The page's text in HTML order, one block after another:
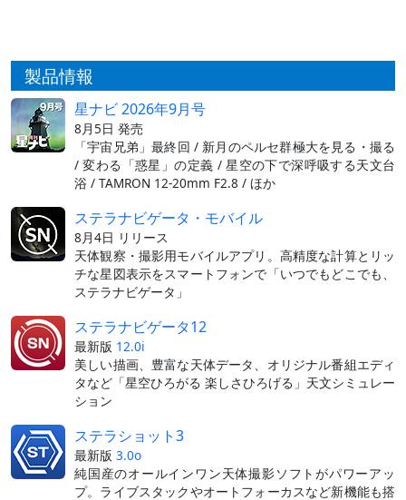
製品情報
星ナビ 2026年9月号
8月5日 発売
「宇宙兄弟」最終回 / 新月のペルセ群極大を見る・撮る
/ 変わる「惑星」の定義 / 星空の下で深呼吸する天文台
浴 / TAMRON 12-20mm F2.8 / ほか
ステラナビゲータ・モバイル
8月4日 リリース
天体観察・撮影用モバイルアプリ。高精度な計算とリッ
チな星図表示をスマートフォンで「いつでもどこでも、
ステラナビゲータ」
ステラナビゲータ12
最新版 12.0i
美しい描画、豊富な天体データ、オリジナル番組エディ
タなど「星空ひろがる 楽しさひろげる」天文シミュレー
ション
ステラショット3
最新版 3.0o
純国産のオールインワン天体撮影ソフトがパワーアッ
プ。ライブスタックやオートフォーカスなど新機能も搭